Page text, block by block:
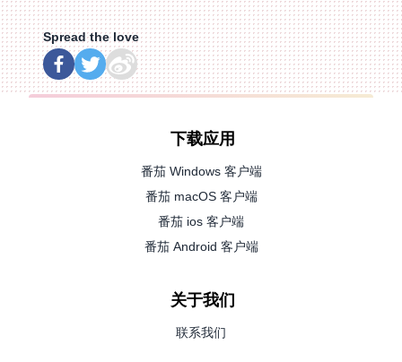
Spread the love
下载应用
番茄 Windows 客户端
番茄 macOS 客户端
番茄 ios 客户端
番茄 Android 客户端
关于我们
联系我们